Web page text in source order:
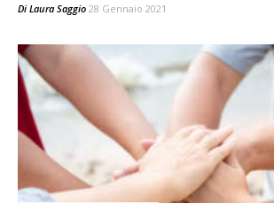
Di Laura Saggio 28 Gennaio 2021